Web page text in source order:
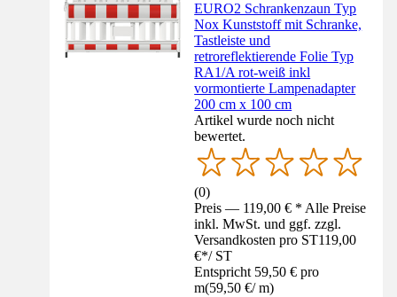
EURO2 Schrankenzaun Typ
Nox Kunststoff mit Schranke,
Tastleiste und
retroreflektierende Folie Typ
RA1/A rot-weiß inkl
vormontierte Lampenadapter
200 cm x 100 cm
Artikel wurde noch nicht
bewertet.
(0)
Preis — 119,00 € * Alle Preise
inkl. MwSt. und ggf. zzgl.
Versandkosten pro ST119,00
€*/ ST
Entspricht 59,50 € pro
m(59,50 €/ m)